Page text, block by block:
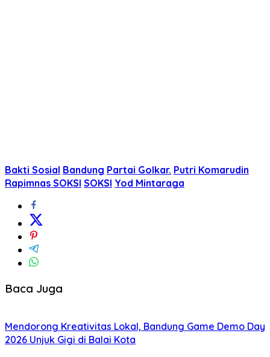
Bakti Sosial Bandung Partai Golkar. Putri Komarudin
Rapimnas SOKSI SOKSI Yod Mintaraga
Baca Juga
Mendorong Kreativitas Lokal, Bandung Game Demo Day
2026 Unjuk Gigi di Balai Kota